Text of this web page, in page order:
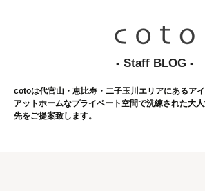
- Staff BLOG -
cotoは代官山・恵比寿・二子玉川エリアにあるアイ
アットホームなプライベート空間で洗練された大
先をご提案致します。